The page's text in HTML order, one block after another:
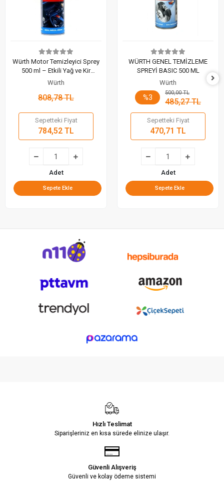
Würth Motor Temizleyici Sprey
500 ml – Etkili Yağ ve Kir
Temizleyici
Würth
808,78 TL
Sepetteki Fiyat
784,52 TL
Adet
Sepete Ekle
WÜRTH GENEL TEMİZLEME
SPREYİ BASIC 500 ML
Würth
%3
500,00 TL
485,27 TL
Sepetteki Fiyat
470,71 TL
Adet
Sepete Ekle
Hızlı Teslimat
Siparişleriniz en kısa sürede elinize ulaşır.
Güvenli Alışveriş
Güvenli ve kolay ödeme sistemi